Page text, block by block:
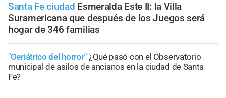
Santa Fe ciudad Esmeralda Este II: la Villa
Suramericana que después de los Juegos será
hogar de 346 familias
"Geriátrico del horror" ¿Qué pasó con el Observatorio
municipal de asilos de ancianos en la ciudad de Santa
Fe?